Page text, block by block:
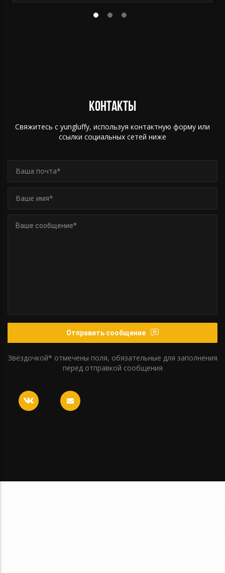
Контакты
Свяжитесь с yungluffy, используя контактную форму или
ссылки социальных сетей ниже
Звёздочкой* отмечены поля, обязательные для заполнения
перед отправкой сообщения
Отправить сообщение